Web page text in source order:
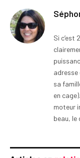
Si c’est
adresse
sa
en
moteur
beau, le